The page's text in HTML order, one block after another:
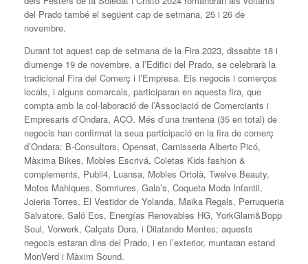
del Prado també el següent cap de setmana, 25 i 26 de
novembre.
Durant tot aquest cap de setmana de la Fira 2023, dissabte 18 i
diumenge 19 de novembre, a l’Edifici del Prado, se celebrarà la
tradicional Fira del Comerç i l’Empresa. Els negocis i comerços
locals, i alguns comarcals, participaran en aquesta fira, que
compta amb la col·laboració de l’Associació de Comerciants i
Empresaris d’Ondara, ACO. Més d’una trentena (35 en total) de
negocis han confirmat la seua participació en la fira de comerç
d’Ondara: B-Consultors, Opensat, Carnisseria Alberto Picó,
Màxima Bikes, Mobles Escrivá, Coletas Kids fashion &
complements, Publi4, Luansa, Mobles Ortolà, Twelve Beauty,
Motos Mahiques, Somriures, Gala’s, Coqueta Moda Infantil,
Joieria Torres, El Vestidor de Yolanda, Maika Regals, Perruqueria
Salvatore, Saló Eos, Energías Renovables HG, YorkGlam&Bopp
Soul, Vorwerk, Calçats Dora, i Dilatando Mentes; aquests
negocis estaran dins del Prado, i en l’exterior, muntaran estand
MonVerd i Màxim Sound.